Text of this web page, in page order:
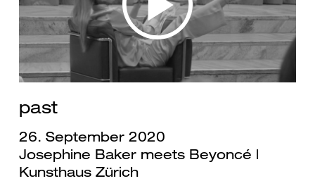
past
26. September 2020
Josephine Baker meets Beyoncé |
Kunsthaus Zürich